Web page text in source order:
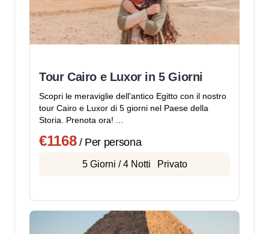
Tour Cairo e Luxor in 5 Giorni
Scopri le meraviglie dell'antico Egitto con il nostro
tour Cairo e Luxor di 5 giorni nel Paese della
Storia. Prenota ora! ...
€1168/ Per persona
5 Giorni / 4 Notti Privato